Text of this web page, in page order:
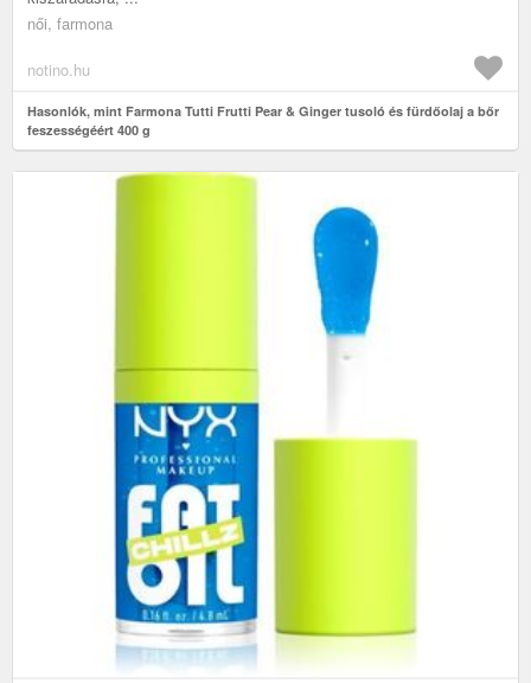
női, farmona
notino.hu
Hasonlók, mint Farmona Tutti Frutti Pear & Ginger tusoló és fürdőolaj a bőr
feszességéért 400 g